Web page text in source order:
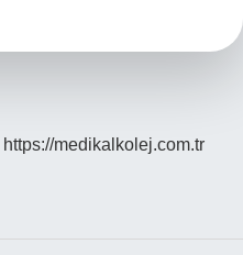
https://medikalkolej.com.tr